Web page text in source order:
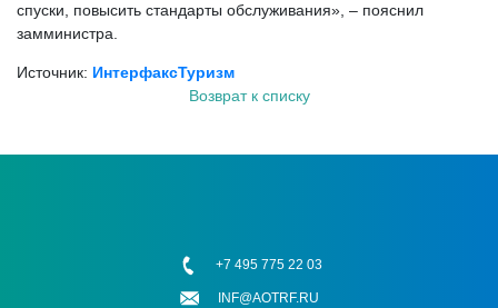
спуски, повысить стандарты обслуживания», – пояснил
замминистра.
Источник: ИнтерфаксТуризм
Возврат к списку
+7 495 775 22 03
INF@AOTRF.RU